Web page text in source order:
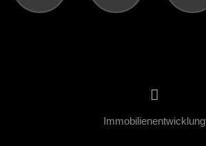
Immobilienentwicklung